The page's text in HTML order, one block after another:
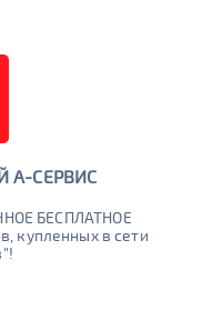
А-СЕРВИС
БЕСПЛАТНОЕ
купленных в сети